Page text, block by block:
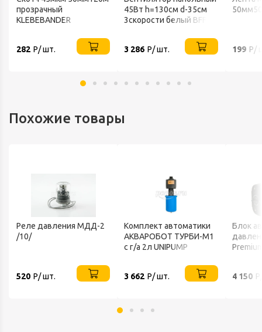
прозрачный
KLEBEBANDER
282 Р/ шт.
45Вт h=130см d-35см
3скорости белый BFF-
3 286 Р/ шт. 199 Р/
Похожие товары
Реле давления МДД-2
/10/
520 Р/ шт.
Комплект автоматики
АКВАРОБОТ ТУРБИ-М1
с г/а 2л UNIPUMP
3 662 Р/ шт.
Блок
4 150